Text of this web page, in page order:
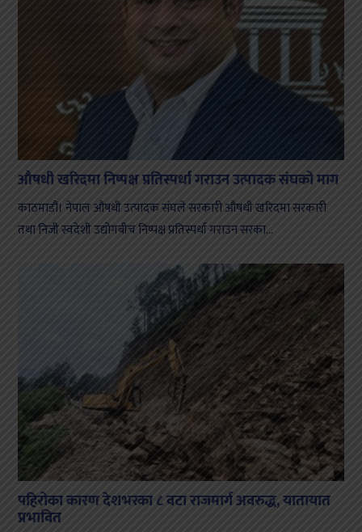
औषधी खरिदमा निष्पक्ष प्रतिस्पर्धा गराउन उत्पादक संघको माग
काठमाडौं। नेपाल औषधी उत्पादक संघले सरकारी औषधी खरिदमा सरकारी
तथा निजी स्वदेशी उद्योगबीच निष्पक्ष प्रतिस्पर्धा गराउन सरका...
पहिरोका कारण देशभरका ८ वटा राजमार्ग अवरुद्ध, यातायात
प्रभावित